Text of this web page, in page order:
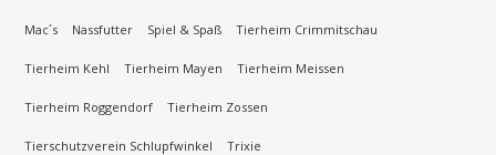
Mac´s Nassfutter Spiel & Spaß Tierheim Crimmitschau
Tierheim Kehl Tierheim Mayen Tierheim Meissen
Tierheim Roggendorf Tierheim Zossen
Tierschutzverein Schlupfwinkel Trixie